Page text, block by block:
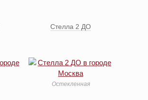
Стелла 2 ДО
Остекленная